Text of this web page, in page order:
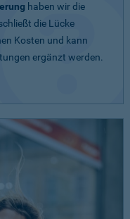
haben wir die
die Lücke
Kosten und kann
ergänzt werden.